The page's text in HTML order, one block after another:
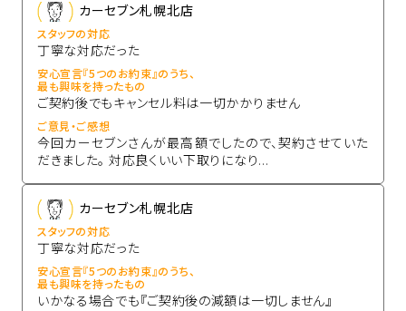
カーセブン札幌北店
スタッフの対応
丁寧な対応だった
安心宣言『5つのお約束』のうち、
最も興味を持ったもの
ご契約後でもキャンセル料は一切かかりません
ご意見・ご感想
今回カーセブンさんが最高額でしたので、契約させていた
だきました。 対応良くいい下取りになり...
カーセブン札幌北店
スタッフの対応
丁寧な対応だった
安心宣言『5つのお約束』のうち、
最も興味を持ったもの
いかなる場合でも『ご契約後の減額は一切しません』